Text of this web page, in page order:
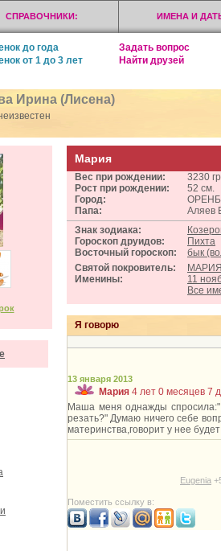
СПРАВОЧНИКИ: ИМЕНА И
до года
Задать вопрос
от 1 до 3 лет
Найти друзей
Ирина (Лисена)
Мария
Вес при рождении:
3230
Рост при рождении:
52 см.
Город:
Папа:
Аляев
Знак зодиака:
Гороскоп друидов:
Пихта
Восточный гороскоп:
бык
Святой покровитель:
МАРИЯ
Именины:
11
Все
Я говорю
13 января 2013
Мария 4 лет 0 месяцев 7
Маша меня однажды
резать?" Думаю ничего себе
материнства,говорит у нее
Eugenia
Поместить ссылку в: